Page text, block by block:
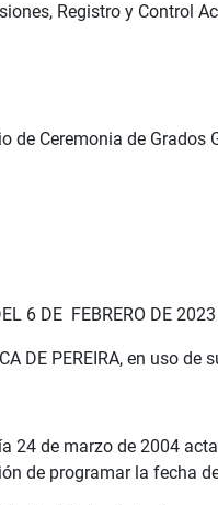
Registro y Control
de Ceremonia de Grados
6 DE FEBRERO DE
DE PEREIRA, en uso
de marzo de 2004
de programar la fecha